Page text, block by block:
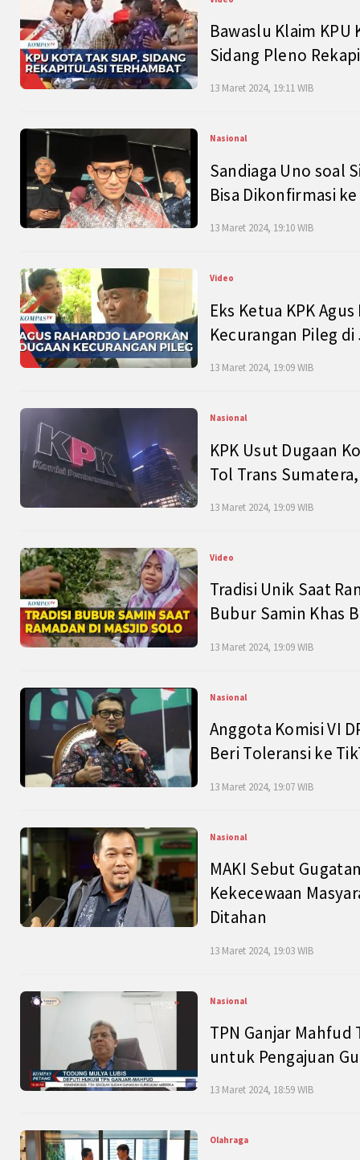
Bawaslu Klaim
Sidang Pleno
13 Maret 2024, 19:11 WIB
Nasional
Sandiaga Uno soal
Bisa Dikonfirmasi
13 Maret 2024, 19:10 WIB
Video
Eks Ketua KPK
Kecurangan Pileg
13 Maret 2024, 19:09 WIB
Nasional
KPK Usut Dugaan
Tol Trans
13 Maret 2024, 19:09 WIB
Video
Tradisi Unik Saat
Bubur Samin Khas
13 Maret 2024, 19:09 WIB
Nasional
Anggota Komisi VI
Beri Toleransi ke
13 Maret 2024, 19:07 WIB
Nasional
MAKI Sebut
Kekecewaan
Ditahan
13 Maret 2024, 19:03 WIB
Nasional
TPN Ganjar
untuk Pengajuan
13 Maret 2024, 18:59 WIB
Olahraga